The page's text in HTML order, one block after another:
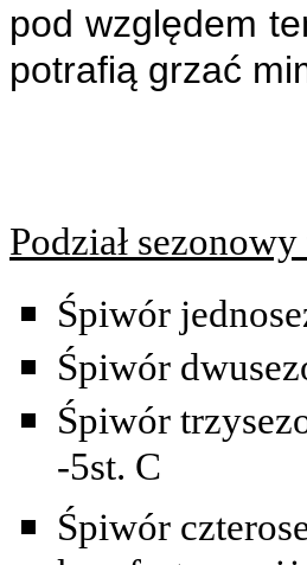
pod względem
potrafią grzać
Podział
Śpiwór
Śpiwór
Śpiwór
-5st. C
Śpiwór